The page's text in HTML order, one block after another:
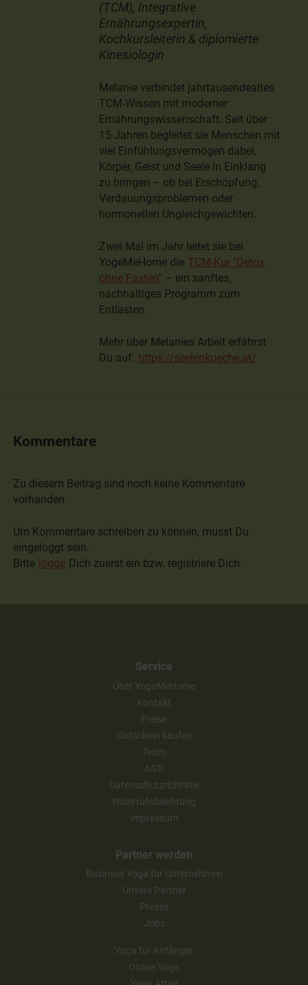
(TCM), Integrative
Ernährungsexpertin,
Kochkursleiterin & diplomierte
Kinesiologin
Melanie verbindet jahrtausendealtes
TCM-Wissen mit moderner
Ernährungswissenschaft. Seit über
15 Jahren begleitet sie Menschen mit
viel Einfühlungsvermögen dabei,
Körper, Geist und Seele in Einklang
zu bringen – ob bei Erschöpfung,
Verdauungsproblemen oder
hormonellen Ungleichgewichten.
Zwei Mal im Jahr leitet sie bei
YogeMeHome die TCM-Kur "Detox
ohne Fasten" – ein sanftes,
nachhaltiges Programm zum
Entlasten.
Mehr über Melanies Arbeit erfährst
Du auf: https://seelenkueche.at/
Kommentare
Zu diesem Beitrag sind noch keine Kommentare
vorhanden.
Um Kommentare schreiben zu können, musst Du
eingeloggt sein.
Bitte logge Dich zuerst ein bzw. registriere Dich.
Service
Über YogaMeHome
Kontakt
Preise
Gutschein kaufen
Team
AGB
Datenschutzrichtlinie
Widerrufsbelehrung
Impressum
Partner werden
Business Yoga für Unternehmen
Unsere Partner
Presse
Jobs
Yoga für Anfänger
Online Yoga